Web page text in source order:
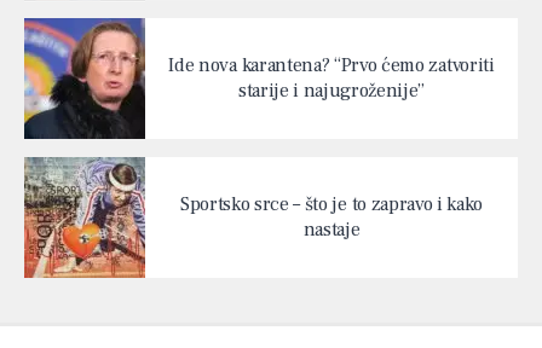
Ide nova karantena? “Prvo ćemo zatvoriti
starije i najugroženije”
Sportsko srce – što je to zapravo i kako
nastaje